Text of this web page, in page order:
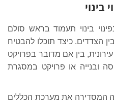
הערבויות בתמ"א 38 ובפינוי בינוי תעמוד בראש סולם
הצדדים. כיצד תוכלו להבטיח
בין אם מדובר בפרויקט
חיזוק, תמ"א 38 הריסה ובנייה או פרויקט במסגרת
המסדירה את מערכת הכללים